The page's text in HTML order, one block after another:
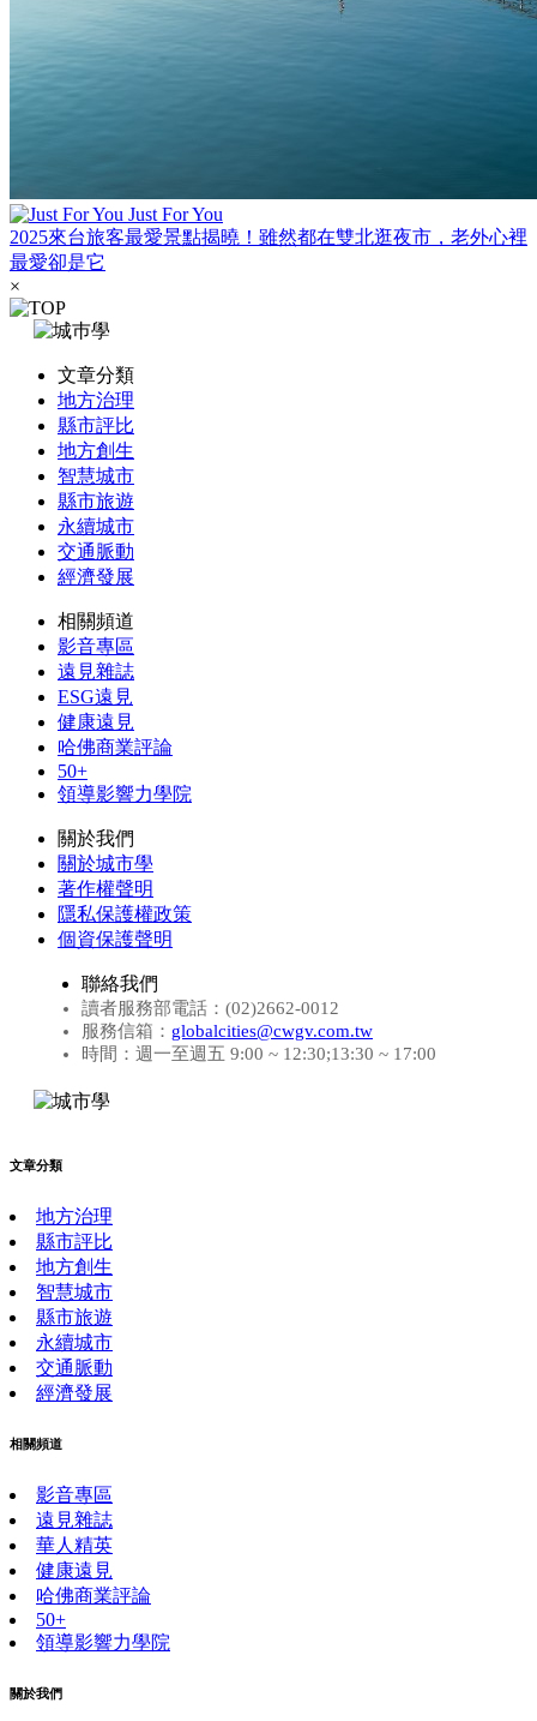
Just For You
2025來台旅客最愛景點揭曉！雖然都在雙北逛夜市，老外心裡
最愛卻是它
×
文章分類
地方治理
縣市評比
地方創生
智慧城市
縣市旅遊
永續城市
交通脈動
經濟發展
相關頻道
影音專區
遠見雜誌
ESG遠見
健康遠見
哈佛商業評論
50+
領導影響力學院
關於我們
關於城市學
著作權聲明
隱私保護權政策
個資保護聲明
聯絡我們
讀者服務部電話：(02)2662-0012
服務信箱： globalcities@cwgv.com.tw
時間：週一至週五 9:00 ~ 12:30;13:30 ~ 17:00
文章分類
地方治理
縣市評比
地方創生
智慧城市
縣市旅遊
永續城市
交通脈動
經濟發展
相關頻道
影音專區
遠見雜誌
華人精英
健康遠見
哈佛商業評論
50+
領導影響力學院
關於我們